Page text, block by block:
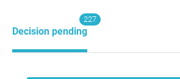
Decision pending
227